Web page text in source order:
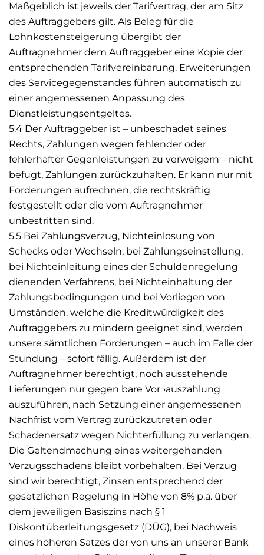
Maßgeblich ist jeweils der Tarifvertrag, der am Sitz
des Auftraggebers gilt. Als Beleg für die
Lohnkostensteigerung übergibt der
Auftragnehmer dem Auftraggeber eine Kopie der
entsprechenden Tarifvereinbarung. Erweiterungen
des Servicegegenstandes führen automatisch zu
einer angemessenen Anpassung des
Dienstleistungsentgeltes.
5.4 Der Auftraggeber ist – unbeschadet seines
Rechts, Zahlungen wegen fehlender oder
fehlerhafter Gegenleistungen zu verweigern – nicht
befugt, Zahlungen zurückzuhalten. Er kann nur mit
Forderungen aufrechnen, die rechtskräftig
festgestellt oder die vom Auftragnehmer
unbestritten sind.
5.5 Bei Zahlungsverzug, Nichteinlösung von
Schecks oder Wechseln, bei Zahlungseinstellung,
bei Nichteinleitung eines der Schuldenregelung
dienenden Verfahrens, bei Nichteinhaltung der
Zahlungsbedingungen und bei Vorliegen von
Umständen, welche die Kreditwürdigkeit des
Auftraggebers zu mindern geeignet sind, werden
unsere sämtlichen Forderungen – auch im Falle der
Stundung – sofort fällig. Außerdem ist der
Auftragnehmer berechtigt, noch ausstehende
Lieferungen nur gegen bare Vor¬auszahlung
auszuführen, nach Setzung einer angemessenen
Nachfrist vom Vertrag zurückzutreten oder
Schadenersatz wegen Nichterfüllung zu verlangen.
Die Geltendmachung eines weitergehenden
Verzugsschadens bleibt vorbehalten. Bei Verzug
sind wir berechtigt, Zinsen entsprechend der
gesetzlichen Regelung in Höhe von 8% p.a. über
dem jeweiligen Basiszins nach § 1
Diskontüberleitungsgesetz (DÜG), bei Nachweis
eines höheren Satzes der von uns an unserer Bank